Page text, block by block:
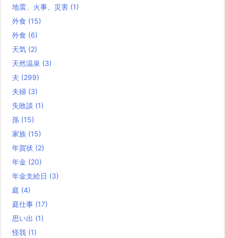
地震、火事、災害 (1)
外食 (15)
外食 (6)
天気 (2)
天然温泉 (3)
夫 (299)
夫婦 (3)
失敗談 (1)
孫 (15)
家族 (15)
年賀状 (2)
年金 (20)
年金支給日 (3)
庭 (4)
庭仕事 (17)
思い出 (1)
怪我 (1)